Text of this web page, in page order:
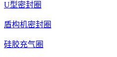
U型密封圈
盾构机密封圈
硅胶充气圈